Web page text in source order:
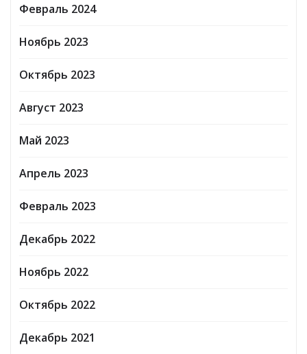
Февраль 2024
Ноябрь 2023
Октябрь 2023
Август 2023
Май 2023
Апрель 2023
Февраль 2023
Декабрь 2022
Ноябрь 2022
Октябрь 2022
Декабрь 2021